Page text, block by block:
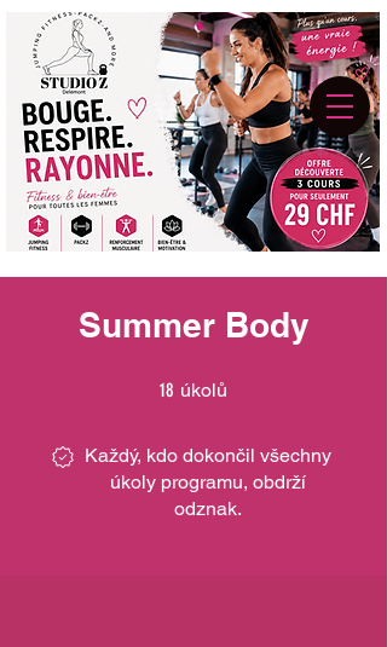
Summer Body
18 úkolů
Každý, kdo dokončil všechny
úkoly programu, obdrží
odznak.